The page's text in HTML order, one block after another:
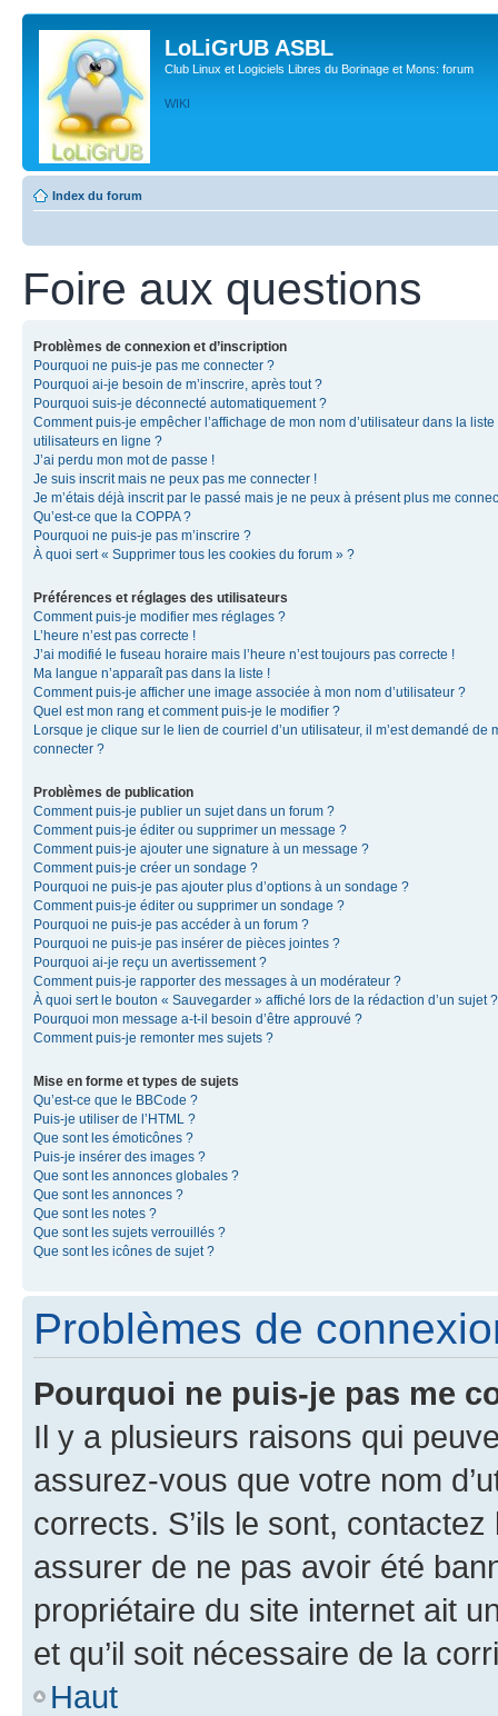
LoLiGrUB ASBL
Club Linux et Logiciels Libres du Borinage et Mons: forum
WIKI
Index du forum
Foire aux questions
Problèmes de connexion et d’inscription
Pourquoi ne puis-je pas me connecter ?
Pourquoi ai-je besoin de m’inscrire, après tout ?
Pourquoi suis-je déconnecté automatiquement ?
Comment puis-je empêcher l’affichage de mon nom d’utilisateur dans la liste
utilisateurs en ligne ?
J’ai perdu mon mot de passe !
Je suis inscrit mais ne peux pas me connecter !
Je m’étais déjà inscrit par le passé mais je ne peux à présent plus me
Qu’est-ce que la COPPA ?
Pourquoi ne puis-je pas m’inscrire ?
À quoi sert « Supprimer tous les cookies du forum » ?
Préférences et réglages des utilisateurs
Comment puis-je modifier mes réglages ?
L’heure n’est pas correcte !
J’ai modifié le fuseau horaire mais l’heure n’est toujours pas correcte !
Ma langue n’apparaît pas dans la liste !
Comment puis-je afficher une image associée à mon nom d’utilisateur ?
Quel est mon rang et comment puis-je le modifier ?
Lorsque je clique sur le lien de courriel d’un utilisateur, il m’est demandé de
connecter ?
Problèmes de publication
Comment puis-je publier un sujet dans un forum ?
Comment puis-je éditer ou supprimer un message ?
Comment puis-je ajouter une signature à un message ?
Comment puis-je créer un sondage ?
Pourquoi ne puis-je pas ajouter plus d’options à un sondage ?
Comment puis-je éditer ou supprimer un sondage ?
Pourquoi ne puis-je pas accéder à un forum ?
Pourquoi ne puis-je pas insérer de pièces jointes ?
Pourquoi ai-je reçu un avertissement ?
Comment puis-je rapporter des messages à un modérateur ?
À quoi sert le bouton « Sauvegarder » affiché lors de la rédaction d’un sujet ?
Pourquoi mon message a-t-il besoin d’être approuvé ?
Comment puis-je remonter mes sujets ?
Mise en forme et types de sujets
Qu’est-ce que le BBCode ?
Puis-je utiliser de l’HTML ?
Que sont les émoticônes ?
Puis-je insérer des images ?
Que sont les annonces globales ?
Que sont les annonces ?
Que sont les notes ?
Que sont les sujets verrouillés ?
Que sont les icônes de sujet ?
Problèmes de
Pourquoi ne puis-je pas me
Il y a plusieurs raisons qui
assurez-vous que votre nom
corrects. S’ils le sont,
assurer de ne pas avoir été
propriétaire du site internet ait
et qu’il soit nécessaire de la
Haut